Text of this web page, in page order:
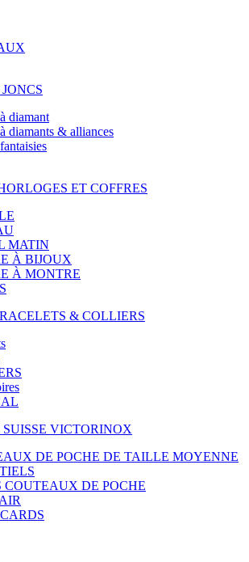
diamant
diamants & alliances
ET COFFRES
MATIN
À BIJOUX
À MONTRE
& COLLIERS
VICTORINOX
DE POCHE DE TAILLE MOYENNE
COUTEAUX DE POCHE